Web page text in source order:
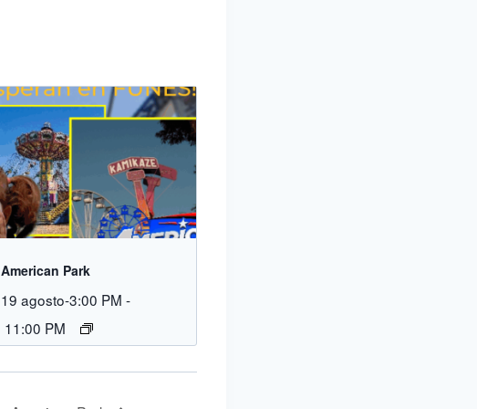
American Park
19 agosto-3:00 PM -
11:00 PM